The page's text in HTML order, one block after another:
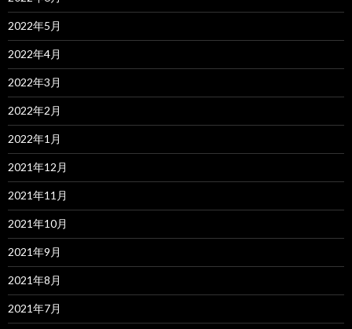
2022年5月
2022年4月
2022年3月
2022年2月
2022年1月
2021年12月
2021年11月
2021年10月
2021年9月
2021年8月
2021年7月